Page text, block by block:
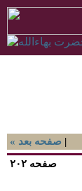
« صفحه بعد |